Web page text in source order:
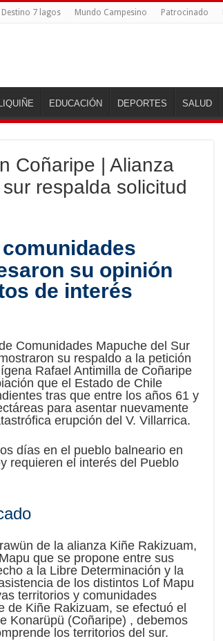
Destino 7 lagos Mundo Campesino Patrocinado
LIQUIÑE EDUCACIÓN DEPORTES SALUD
Coñaripe | Alianza
respalda solicitud
su opinión
de interés
Comunidades Mapuche del Sur
su respaldo a la petición
Rafael Antimilla de Coñaripe
que el Estado de Chile
tras que entre los años 61 y
para asentar nuevamente
erupción del V. Villarrica.
días en el pueblo balneario en
requieren el interés del Pueblo
de la alianza Kiñe Rakizuam,
que se propone entre sus
a la Libre Determinación y la
de los distintos Lof Mapu
territorios y comunidades
de Kiñe Rakizuam, se efectuó el
Konarüpü (Coñaripe) , debemos
los territorios del sur.